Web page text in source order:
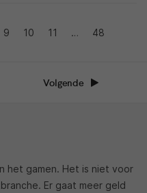
9 10 11 … 48
Volgende
het gamen. Het is niet voor
Er gaat meer geld